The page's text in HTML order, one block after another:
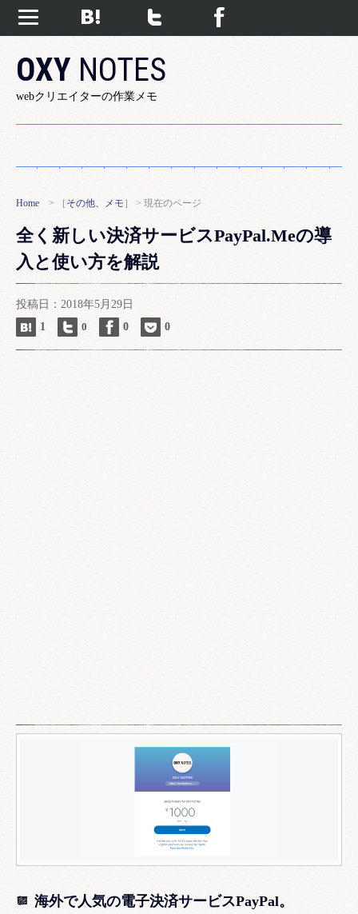
OXY NOTES
webクリエイターの作業メモ
Home > ［ その他、メモ ］ > 現在のページ
全く新しい決済サービスPayPal.Meの導
入と使い方を解説
投稿日：2018年5月29日
1
0 0 0
海外で人気の電子決済サービスPayPal。